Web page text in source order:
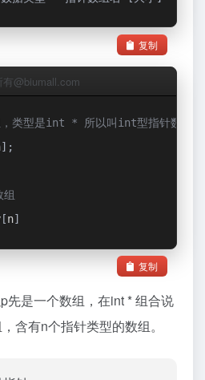
复制
有@biumall.com
类型是int * 所以叫int型指针数组
];
n
复制
先是一个数组，在int * 组合说
含有n个指针类型的数组。